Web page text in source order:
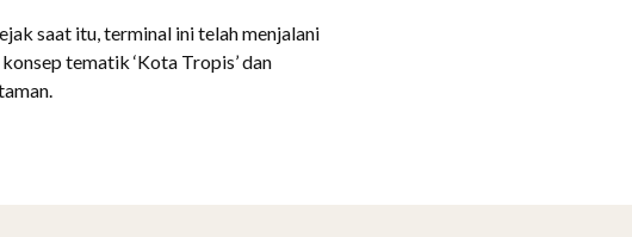
saat itu, terminal ini telah menjalani
tematik ‘Kota Tropis’ dan